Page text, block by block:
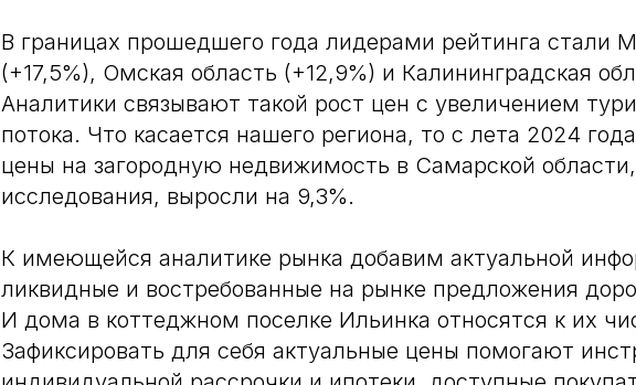
В границах прошедшего года лидерами рейтинга стали
(+17,5%), Омская область (+12,9%) и Калининградская
Аналитики связывают такой рост цен с увеличением
потока. Что касается нашего региона, то с лета 2024
цены на загородную недвижимость в Самарской
исследования, выросли на 9,3%.
К имеющейся аналитике рынка добавим актуальной
ликвидные и востребованные на рынке предложения
И дома в коттеджном поселке Ильинка относятся к их
Зафиксировать для себя актуальные цены помогают